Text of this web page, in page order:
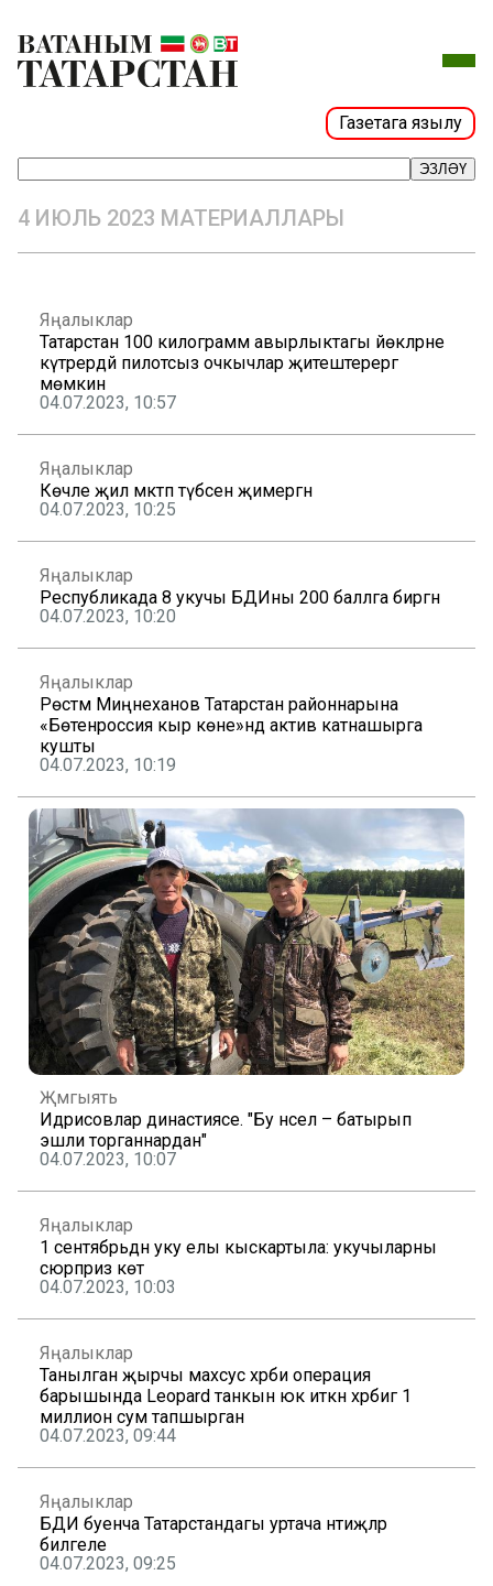
Газетага язылу
ЭЗЛӘҮ
4 ИЮЛЬ 2023 МАТЕРИАЛЛАРЫ
Яңалыклар
Татарстан 100 килограмм авырлыктагы йөкләрне
күтәрердәй пилотсыз очкычлар җитештерергә
мөмкин
04.07.2023, 10:57
Яңалыклар
Көчле җил мәктәп түбәсен җимергән
04.07.2023, 10:25
Яңалыклар
Республикада 8 укучы БДИны 200 баллга биргән
04.07.2023, 10:20
Яңалыклар
Рөстәм Миңнеханов Татарстан районнарына
«Бөтенроссия кыр көне»ндә актив катнашырга
кушты
04.07.2023, 10:19
Җәмгыять
Идрисовлар династиясе. "Бу нәсел – батырып
эшли торганнардан"
04.07.2023, 10:07
Яңалыклар
1 сентябрьдән уку елы кыскартыла: укучыларны
сюрприз көтә
04.07.2023, 10:03
Яңалыклар
Танылган җырчы махсус хәрби операция
барышында Leopard танкын юк иткән хәрбигә 1
миллион сум тапшырган
04.07.2023, 09:44
Яңалыклар
БДИ буенча Татарстандагы уртача нәтиҗәләр
билгеле
04.07.2023, 09:25